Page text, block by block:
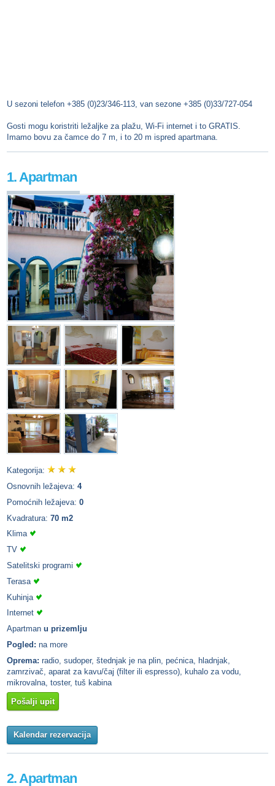
U sezoni telefon +385 (0)23/346-113, van sezone +385 (0)33/727-054
Gosti mogu koristriti ležaljke za plažu, Wi-Fi internet i to GRATIS.
Imamo bovu za čamce do 7 m, i to 20 m ispred apartmana.
1. Apartman
Kategorija:
Osnovnih ležajeva: 4
Pomoćnih ležajeva: 0
Kvadratura: 70 m2
Klima
TV
Satelitski programi
Terasa
Kuhinja
Internet
Apartman u prizemlju
Pogled: na more
Oprema: radio, sudoper, štednjak je na plin, pećnica, hladnjak,
zamrzivač, aparat za kavu/čaj (filter ili espresso), kuhalo za vodu,
mikrovalna, toster, tuš kabina
Pošalji upit
Kalendar rezervacija
2. Apartman